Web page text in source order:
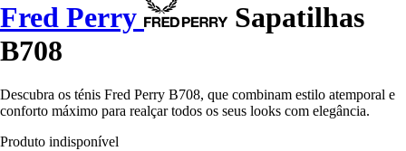
Fred Perry
Sapatilhas
B708
Descubra os ténis Fred Perry B708, que combinam estilo atemporal e
conforto máximo para realçar todos os seus looks com elegância.
Produto indisponível